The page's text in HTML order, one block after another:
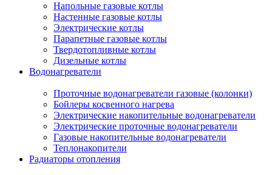
Напольные газовые котлы
Настенные газовые котлы
Электрические котлы
Парапетные газовые котлы
Твердотопливные котлы
Дизельные котлы
Водонагреватели
Проточные водонагреватели газовые (колонки)
Бойлеры косвенного нагрева
Электрические накопительные водонагреватели
Электрические проточные водонагреватели
Газовые накопительные водонагреватели
Теплонакопители
Радиаторы отопления